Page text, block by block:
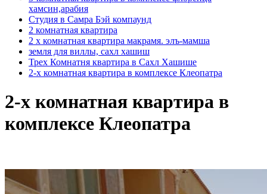
хамсин,арабия
Студия в Самра Бэй компаунд
2 комнатная квартира
2 х комнатная квартира макрамя. элъ-мамша
земля для виллы, сахл хашиш
Трех Комнатня квартира в Сахл Хашише
2-х комнатная квартира в комплексе Клеопатра
2-х комнатная квартира в
комплексе Клеопатра